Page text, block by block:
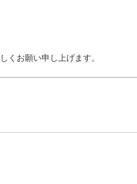
くお願い申し上げます。